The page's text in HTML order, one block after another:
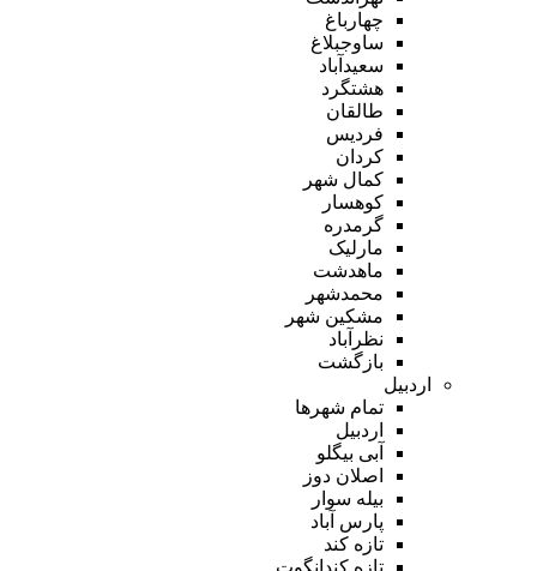
چهارباغ
ساوجبلاغ
سعیدآباد
هشتگرد
طالقان
فردیس
کردان
کمال شهر
کوهسار
گرمدره
مارلیک
ماهدشت
محمدشهر
مشکین شهر
نظرآباد
بازگشت
اردبیل
تمام شهر‌ها
اردبیل
آبی بیگلو
اصلان دوز
بیله سوار
پارس آباد
تازه کند
تازه کندانگوت